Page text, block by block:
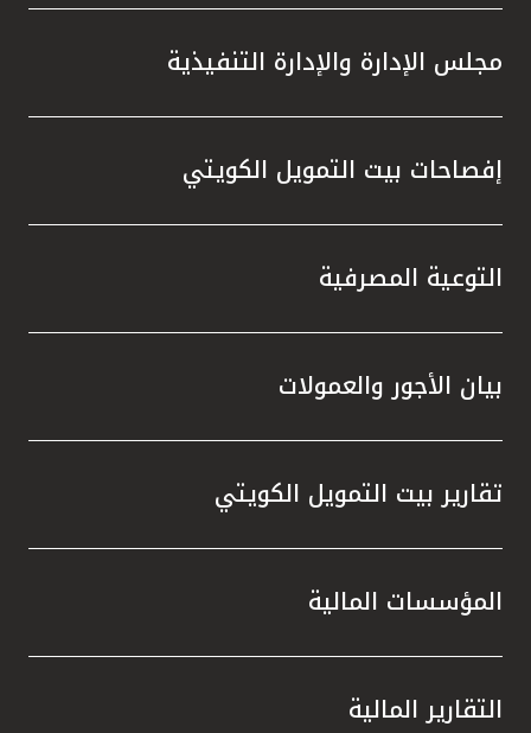
مجلس الإدارة والإدارة التنفيذية
إفصاحات بيت التمويل الكويتي
التوعية المصرفية
بيان الأجور والعمولات
تقارير بيت التمويل الكويتي
المؤسسات المالية
التقارير المالية